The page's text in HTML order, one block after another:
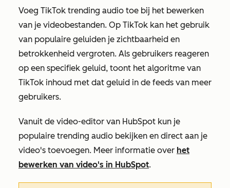
Voeg TikTok trending audio toe bij het bewerken
van je videobestanden. Op TikTok kan het gebruik
van populaire geluiden je zichtbaarheid en
betrokkenheid vergroten. Als gebruikers reageren
op een specifiek geluid, toont het algoritme van
TikTok inhoud met dat geluid in de feeds van meer
gebruikers.
Vanuit de video-editor van HubSpot kun je
populaire trending audio bekijken en direct aan je
video's toevoegen. Meer informatie over het
bewerken van video's in HubSpot.